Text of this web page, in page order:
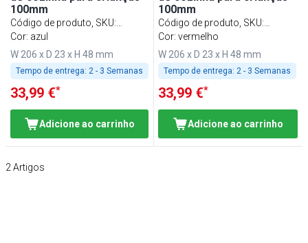
100mm
Código de produto, SKU:
1009472
Cor: azul
W 206 x D 23 x H 48 mm
Tempo de entrega: 2 - 3 Semanas
33,99 €*
Adicione ao carrinho
100mm
Código de produto, SKU:
1009473
Cor: vermelho
W 206 x D 23 x H 48 mm
Tempo de entrega: 2 - 3 Semanas
33,99 €*
Adicione ao carrinho
2 Artigos